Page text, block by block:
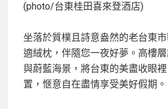
(photo/台東桂田喜來登酒店)
坐落於質樸且詩意盎然的老台東
適絨枕，伴隨您一夜好夢。高樓
與蔚藍海景，將台東的美盡收眼
置，愜意自在盡情享受美好假期。